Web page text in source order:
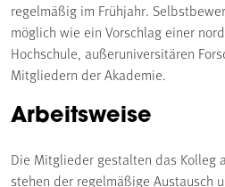
regelmäßig im Frühjahr.
möglich wie ein Vorschlag einer
Hochschule, außeruniversitären
Mitgliedern der Akademie.
Arbeitsweise
Die Mitglieder gestalten das Kolleg
stehen der regelmäßige Austausch